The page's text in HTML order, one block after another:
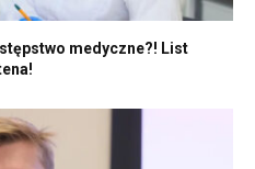
medyczne?! List